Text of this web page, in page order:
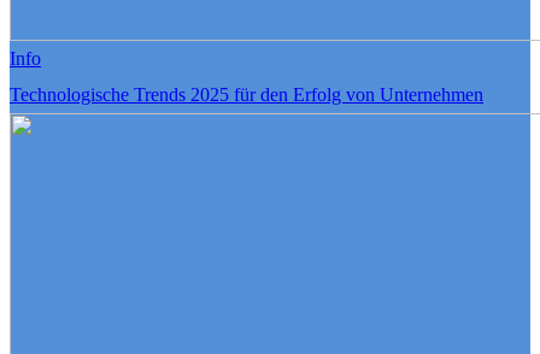
Info
Technologische Trends 2025 für den Erfolg von Unternehmen